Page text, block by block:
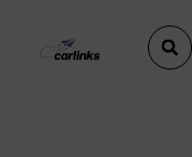
bumper vervangen?